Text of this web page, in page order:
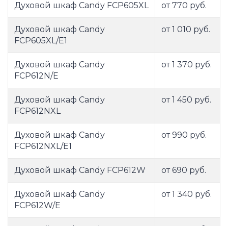
Духовой шкаф Candy FCP605XL от 770 руб.
Духовой шкаф Candy
FCP605XL/E1
от 1 010 руб.
Духовой шкаф Candy
FCP612N/E
от 1 370 руб.
Духовой шкаф Candy
FCP612NXL
от 1 450 руб.
Духовой шкаф Candy
FCP612NXL/E1
от 990 руб.
Духовой шкаф Candy FCP612W от 690 руб.
Духовой шкаф Candy
FCP612W/E
от 1 340 руб.